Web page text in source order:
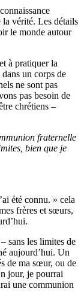
la vérité. Les détails
le monde autour
à pratiquer la
un corps de
ne sont pas
pas besoin de
chrétiens –
fraternelle
bien que je
été connu. » cela
frères et sœurs,
sans les limites de
aujourd’hui. Un
de ma sœur, ou de
jour, je pourrai
une communion